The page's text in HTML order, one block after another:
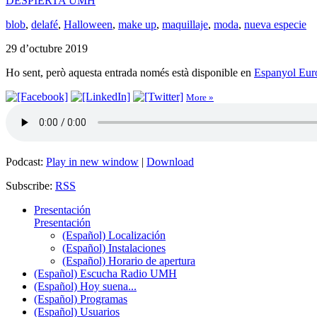
blob, delafé, Halloween, make up, maquillaje, moda, nueva especie
29 d’octubre 2019
Ho sent, però aquesta entrada només està disponible en Espanyol
More »
Podcast: Play in new window | Download
Subscribe: RSS
Presentación
Presentación
(Español) Localización
(Español) Instalaciones
(Español) Horario de apertura
(Español) Escucha Radio UMH
(Español) Hoy suena...
(Español) Programas
(Español) Usuarios